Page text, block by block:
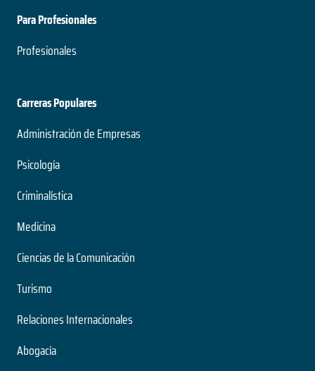
Para Profesionales
Profesionales
Carreras Populares
Administración de Empresas
Psicología
Criminalística
Medicina
Ciencias de la Comunicación
Turismo
Relaciones Internacionales
Abogacía